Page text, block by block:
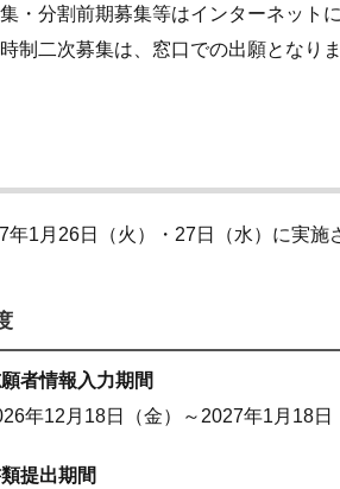
・分割前期募集等はインターネット
制二次募集は、窓口での出願となりま
1月26日（火）・27日（水）に実施
者情報入力期間
年12月18日（金）～2027年1月18日
提出期間